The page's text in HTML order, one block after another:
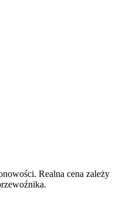
Realna cena zależy